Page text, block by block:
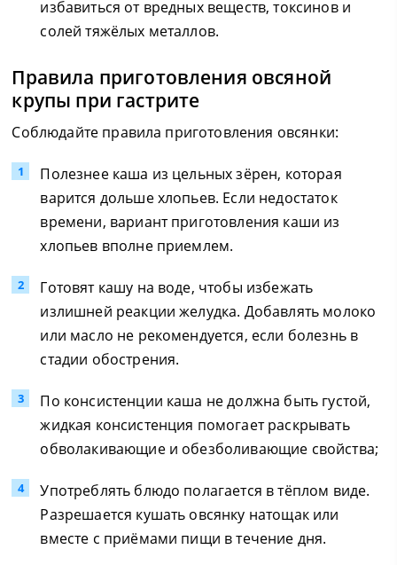
избавиться от вредных веществ, токсинов и
солей тяжёлых металлов.
Правила приготовления овсяной
крупы при гастрите
Соблюдайте правила приготовления овсянки:
Полезнее каша из цельных зёрен, которая
варится дольше хлопьев. Если недостаток
времени, вариант приготовления каши из
хлопьев вполне приемлем.
Готовят кашу на воде, чтобы избежать
излишней реакции желудка. Добавлять молоко
или масло не рекомендуется, если болезнь в
стадии обострения.
По консистенции каша не должна быть густой,
жидкая консистенция помогает раскрывать
обволакивающие и обезболивающие свойства;
Употреблять блюдо полагается в тёплом виде.
Разрешается кушать овсянку натощак или
вместе с приёмами пищи в течение дня.